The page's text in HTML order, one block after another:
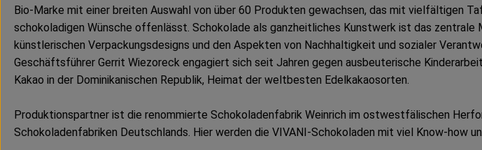
Bio-Marke mit einer breiten Auswahl von über 60 Produkten gewachsen, das mit vielfältigen
schokoladigen Wünsche offenlässt. Schokolade als ganzheitliches Kunstwerk ist das
künstlerischen Verpackungsdesigns und den Aspekten von Nachhaltigkeit und sozialer
Geschäftsführer Gerrit Wiezoreck engagiert sich seit Jahren gegen ausbeuterische
Kakao in der Dominikanischen Republik, Heimat der weltbesten Edelkakaosorten.
Produktionspartner ist die renommierte Schokoladenfabrik Weinrich im ostwestfälischen
Schokoladenfabriken Deutschlands. Hier werden die VIVANI-Schokoladen mit viel Know-how